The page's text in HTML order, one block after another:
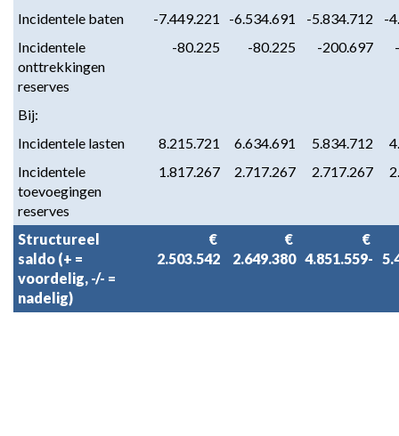
Incidentele baten
-7.449.221 -6.534.691 -5.834.712
-
Incidentele
onttrekkingen
reserves
-80.225 -80.225 -200.697
Bij:
Incidentele lasten
8.215.721 6.634.691 5.834.712
Incidentele
toevoegingen
reserves
1.817.267 2.717.267 2.717.267
Structureel
saldo (+ =
voordelig, -/- =
nadelig)
2.503.542
2.649.380 4.851.559-